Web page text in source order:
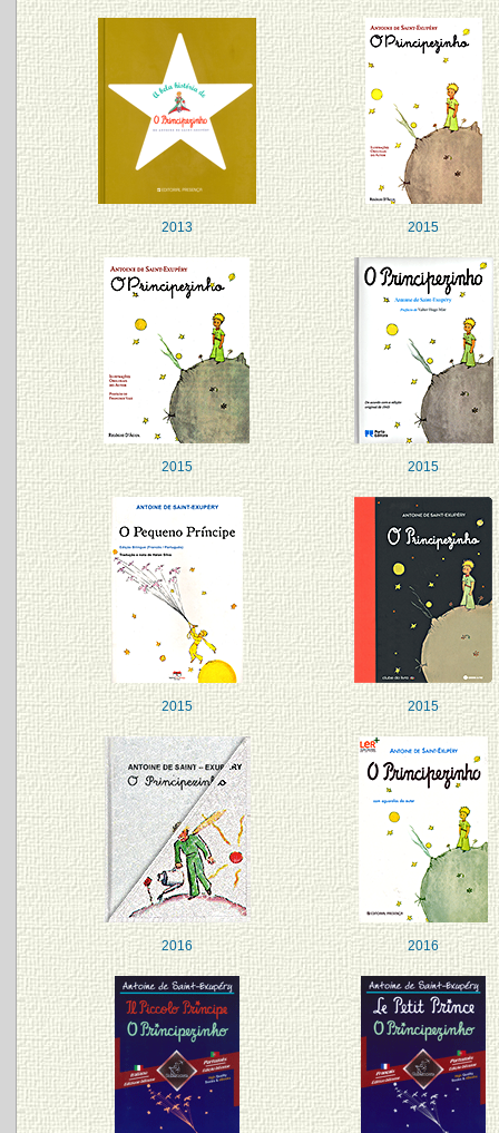
2013 2015
2015 2015
2015 2015
2016 2016